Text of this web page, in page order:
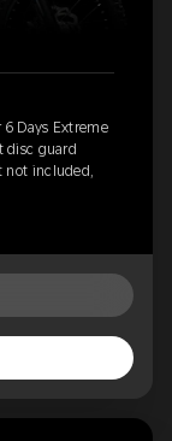
Days Extreme
disc guard
included,